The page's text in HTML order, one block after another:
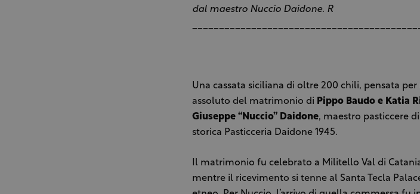
dal maestro Nuccio Daidone. R
Una cassata siciliana di oltre 200 chili, pensata
assoluto del matrimonio di Pippo Baudo e Katia
Giuseppe “Nuccio” Daidone, maestro pasticcere
storica Pasticceria Daidone 1945.
Il matrimonio fu celebrato a Militello Val di
mentre il ricevimento si tenne al Santa Tecla